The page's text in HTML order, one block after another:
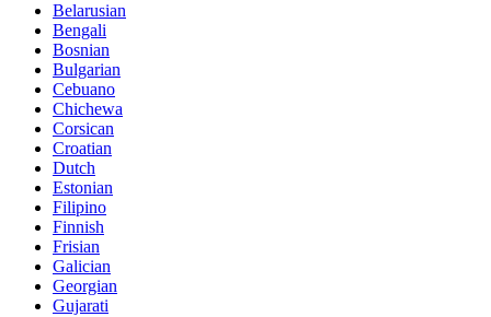
Belarusian
Bengali
Bosnian
Bulgarian
Cebuano
Chichewa
Corsican
Croatian
Dutch
Estonian
Filipino
Finnish
Frisian
Galician
Georgian
Gujarati